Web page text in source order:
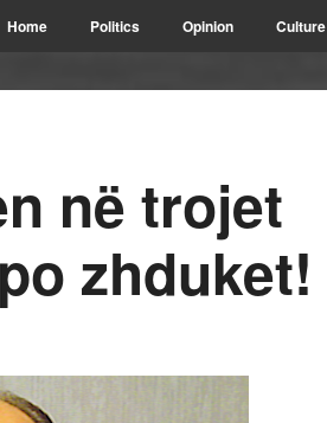
Home Politics Opinion Culture
në trojet
zhduket!